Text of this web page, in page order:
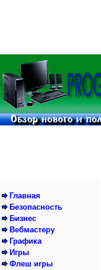
Главная
Безопасность
Бизнес
Вебмастеру
Графика
Игры
Флеш игры